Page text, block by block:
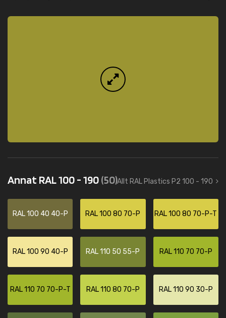
Annat RAL 100 - 190(50)Allt RAL Plastics P2 100 - 190
RAL 100 40 40-P RAL 100 80 70-P RAL 100 80 70-P-T
RAL 100 90 40-P RAL 110 50 55-P RAL 110 70 70-P
RAL 110 70 70-P-T RAL 110 80 70-P RAL 110 90 30-P